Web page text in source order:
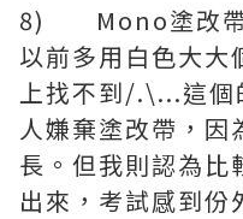
8) Mono塗改
以前多用白色大大
上找不到/.\...這個
人嫌棄塗改帶，因
長。但我則認為比
出來，考試感到份